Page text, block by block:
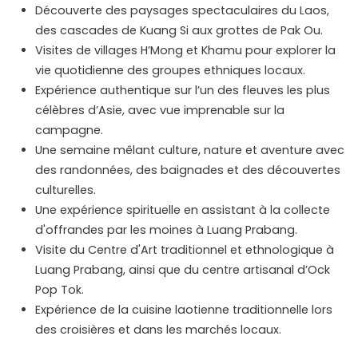
Découverte des paysages spectaculaires du Laos,
des cascades de Kuang Si aux grottes de Pak Ou.
Visites de villages H’Mong et Khamu pour explorer la
vie quotidienne des groupes ethniques locaux.
Expérience authentique sur l’un des fleuves les plus
célèbres d’Asie, avec vue imprenable sur la
campagne.
Une semaine mêlant culture, nature et aventure avec
des randonnées, des baignades et des découvertes
culturelles.
Une expérience spirituelle en assistant à la collecte
d'offrandes par les moines à Luang Prabang.
Visite du Centre d'Art traditionnel et ethnologique à
Luang Prabang, ainsi que du centre artisanal d’Ock
Pop Tok.
Expérience de la cuisine laotienne traditionnelle lors
des croisières et dans les marchés locaux.